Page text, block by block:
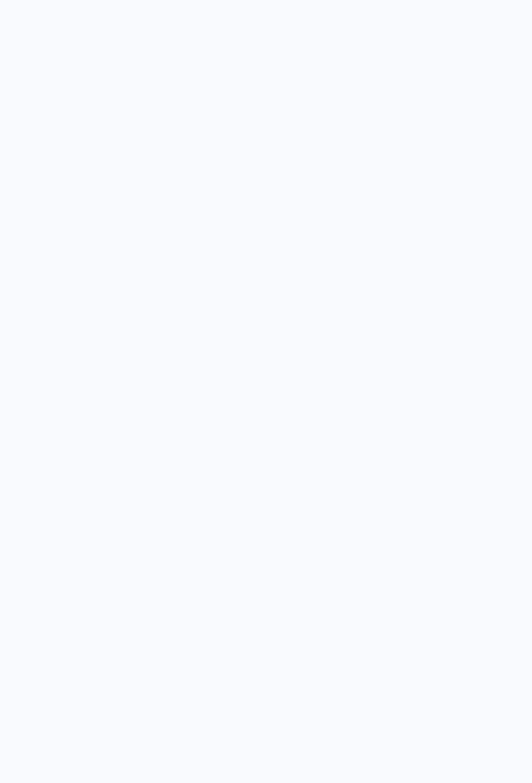
Επαρχείας Λευκωσίας με αρ.
του συνόρου και τοποθετείται
περί τα 250μ από τα σύνορα
αναπτύξεις όπως κατοικίες,
πόλη της Λευκωσίας.
Ζώνες Εμπορικής Ανάπτυξης –
κάλυψης 70%, 3 ορόφους και έως
μας έχουν δοθεί από τον
για να επιβεβαιώσουν τις